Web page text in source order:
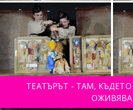
ТЕАТЪРЪТ - ТАМ,
ОЖИВЯВА